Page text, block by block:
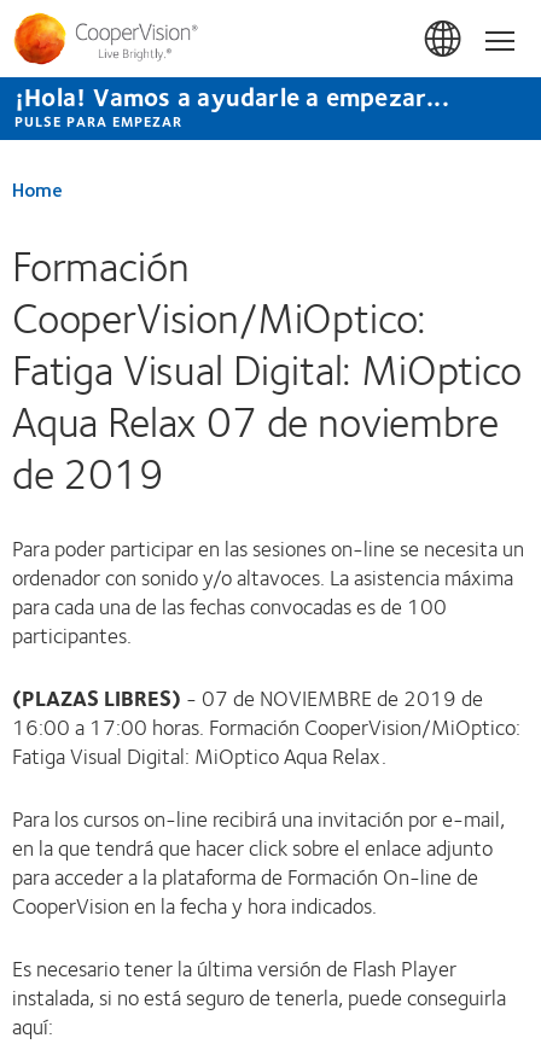
Pasar
contenido
principal
¡Hola! Vamos a ayudarle a empezar...
PULSE PARA EMPEZAR
Home
Formación
CooperVision/MiOptico:
Fatiga Visual Digital: MiOptico
Aqua Relax 07 de noviembre
de 2019
Para poder participar en las sesiones on-line se necesita un
ordenador con sonido y/o altavoces. La asistencia máxima
para cada una de las fechas convocadas es de 100
participantes.
(PLAZAS LIBRES) - 07 de NOVIEMBRE de 2019 de
16:00 a 17:00 horas. Formación CooperVision/MiOptico:
Fatiga Visual Digital: MiOptico Aqua Relax.
Para los cursos on-line recibirá una invitación por e-mail,
en la que tendrá que hacer click sobre el enlace adjunto
para acceder a la plataforma de Formación On-line de
CooperVision en la fecha y hora indicados.
Es necesario tener la última versión de Flash Player
instalada, si no está seguro de tenerla, puede conseguirla
aquí: